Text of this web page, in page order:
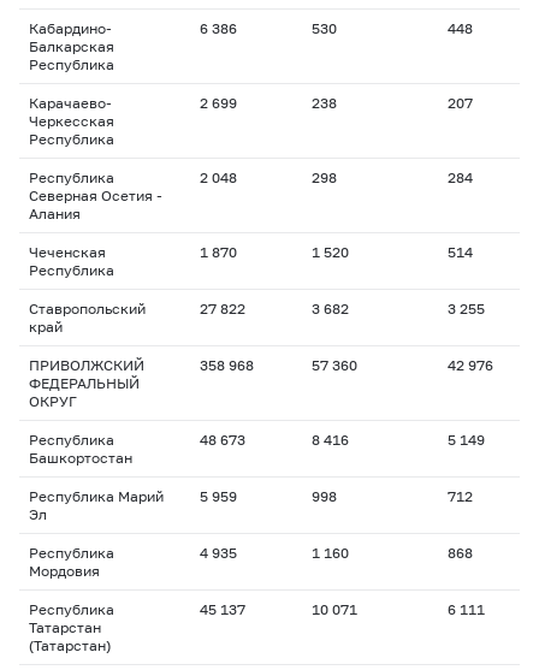
Кабардино-
Балкарская
Республика
6 386 530 448
Карачаево-
Черкесская
Республика
2 699 238 207
Республика
Северная Осетия -
Алания
2 048 298 284
Чеченская
Республика
1 870 1 520 514
Ставропольский
край
27 822 3 682 3 255
ПРИВОЛЖСКИЙ
ФЕДЕРАЛЬНЫЙ
ОКРУГ
358 968 57 360 42 976
Республика
Башкортостан
48 673 8 416 5 149
Республика Марий
Эл
5 959 998 712
Республика
Мордовия
4 935 1 160 868
Республика
Татарстан
(Татарстан)
45 137 10 071 6 111